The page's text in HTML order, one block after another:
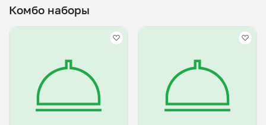
Комбо наборы